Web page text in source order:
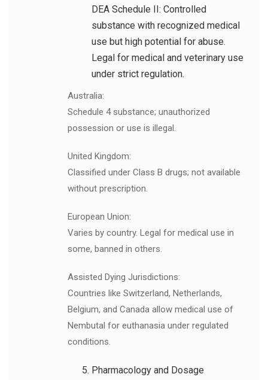
DEA Schedule II: Controlled
substance with recognized medical
use but high potential for abuse.
Legal for medical and veterinary use
under strict regulation.
Australia:
Schedule 4 substance; unauthorized
possession or use is illegal.
United Kingdom:
Classified under Class B drugs; not available
without prescription.
European Union:
Varies by country. Legal for medical use in
some, banned in others.
Assisted Dying Jurisdictions:
Countries like Switzerland, Netherlands,
Belgium, and Canada allow medical use of
Nembutal for euthanasia under regulated
conditions.
Pharmacology and Dosage